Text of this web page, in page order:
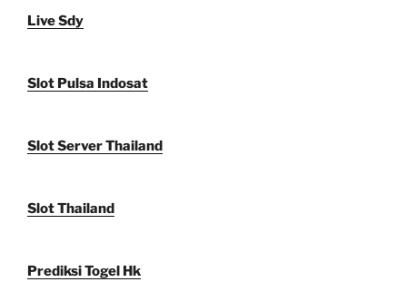
Live Sdy
Slot Pulsa Indosat
Slot Server Thailand
Slot Thailand
Prediksi Togel Hk